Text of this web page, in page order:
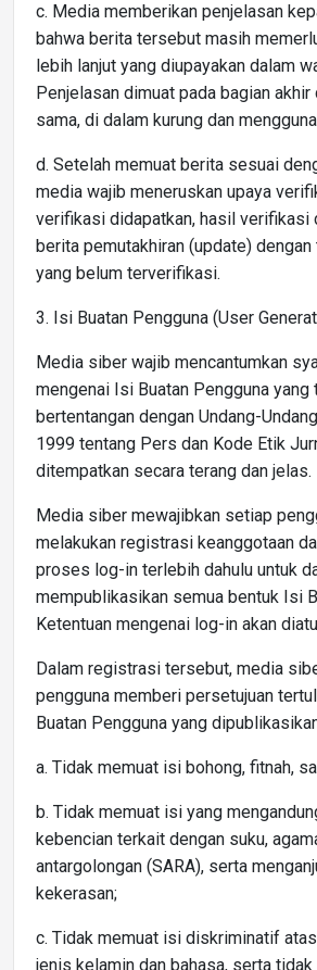
c. Media memberikan penjelasan
bahwa berita tersebut masih
lebih lanjut yang diupayakan dalam
Penjelasan dimuat pada bagian
sama, di dalam kurung dan
d. Setelah memuat berita sesuai
media wajib meneruskan upaya
verifikasi didapatkan, hasil verifikasi
berita pemutakhiran (update)
yang belum terverifikasi.
3. Isi Buatan Pengguna (User
Media siber wajib mencantumkan
mengenai Isi Buatan Pengguna yang
bertentangan dengan Undang-
1999 tentang Pers dan Kode Etik
ditempatkan secara terang dan jelas.
Media siber mewajibkan setiap
melakukan registrasi keanggotaan
proses log-in terlebih dahulu untuk
mempublikasikan semua bentuk Isi
Ketentuan mengenai log-in akan
Dalam registrasi tersebut, media
pengguna memberi persetujuan
Buatan Pengguna yang
a. Tidak memuat isi bohong, fitnah,
b. Tidak memuat isi yang
kebencian terkait dengan suku,
antargolongan (SARA), serta
kekerasan;
c. Tidak memuat isi diskriminatif
jenis kelamin dan bahasa, serta tidak